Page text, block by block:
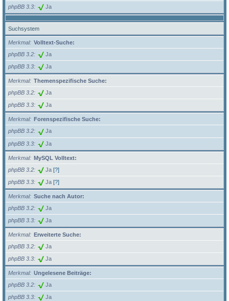
phpBB 3.3 Ja
Suchsystem
Merkmal
Volltext-Suche:
phpBB 3.2
Ja
phpBB 3.3 Ja
Merkmal
Themenspezifische Suche:
phpBB 3.2
Ja
phpBB 3.3 Ja
Merkmal
Forenspezifische Suche:
phpBB 3.2
Ja
phpBB 3.3 Ja
Merkmal
MySQL Volltext:
phpBB 3.2
Ja [?]
phpBB 3.3 Ja [?]
Merkmal
Suche nach Autor:
phpBB 3.2
Ja
phpBB 3.3 Ja
Merkmal
Erweiterte Suche:
phpBB 3.2
Ja
phpBB 3.3 Ja
Merkmal
Ungelesene Beiträge:
phpBB 3.2
Ja
phpBB 3.3 Ja